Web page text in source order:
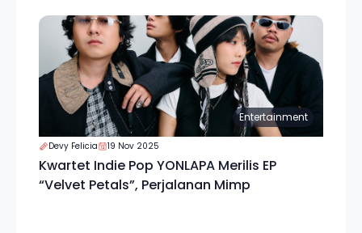
Entertainment
Devy Felicia 19 Nov 2025
Kwartet Indie Pop YONLAPA Merilis EP
“Velvet Petals”, Perjalanan Mimp